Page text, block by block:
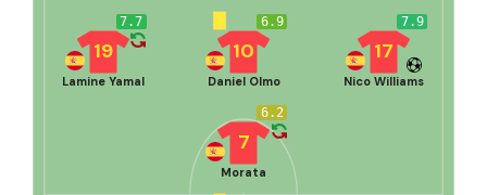
7.9
17
Nico Williams
6.9
10
Daniel Olmo
7.7
19
Lamine Yamal
6.2
7
Morata